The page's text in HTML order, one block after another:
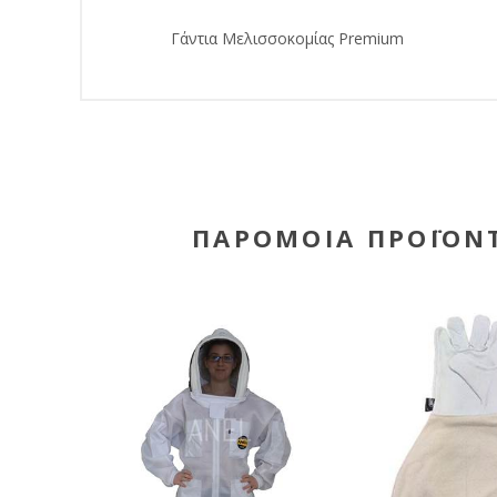
Γάντια Μελισσοκομίας Premium
ΠΑΡΌΜΟΙΑ